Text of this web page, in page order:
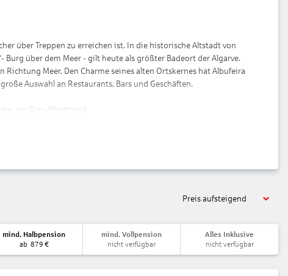
über Treppen zu erreichen ist. In die historische Altstadt von
Burg über dem Meer - gilt heute als größter Badeort der Algarve.
Meer. Den Charme seines alten Ortskernes hat Albufeira
Auswahl an Restaurants, Bars und Geschäften.
am Orts-/Stadtrand
Preis aufsteigend
mind. Halbpension
ab 879 €
mind. Vollpension
nicht verfügbar
Alles Inklusive
nicht verfügbar